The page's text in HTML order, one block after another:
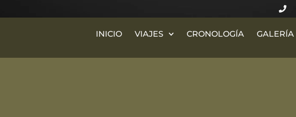
INICIO VIAJES CRONOLOGÍA GALERÍA